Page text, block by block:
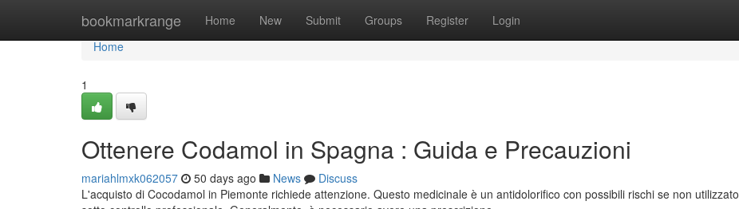
bookmarkrange Home New Submit Groups Register Login
Home
Home
1
Ottenere Codamol in Spagna : Guida e Precauzioni
mariahlmxk062057 50 days ago News
Discuss
L'acquisto di Cocodamol in Piemonte richiede attenzione. Questo medicinale è un antidolorifico con possibili rischi se non utilizzato